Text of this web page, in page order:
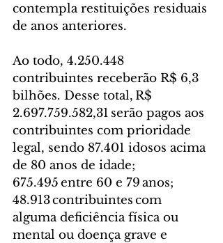
contempla restituições residuais
de anos anteriores.
Ao todo, 4.250.448
contribuintes receberão R$ 6,3
bilhões. Desse total, R$
2.697.759.582,31 serão pagos aos
contribuintes com prioridade
legal, sendo 87.401 idosos acima
de 80 anos de idade;
675.495 entre 60 e 79 anos;
48.913 contribuintes com
alguma deficiência física ou
mental ou doença grave e